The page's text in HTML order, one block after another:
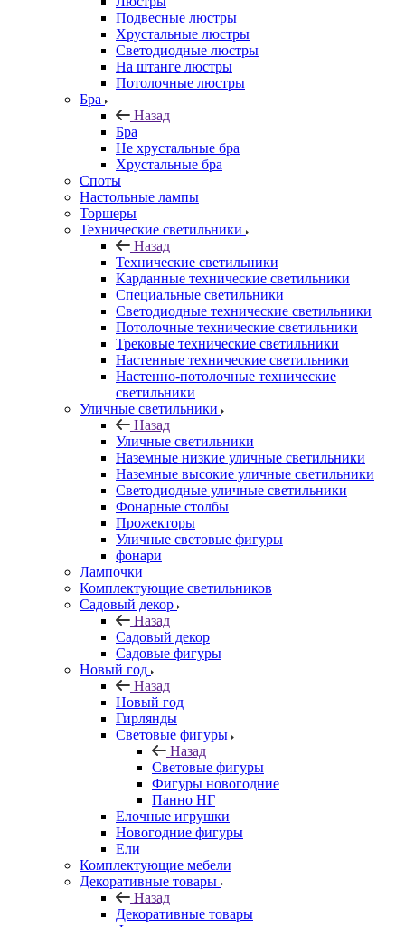
Подвесные люстры
Хрустальные люстры
Светодиодные люстры
На штанге люстры
Потолочные люстры
Бра
Назад
Бра
Не хрустальные бра
Хрустальные бра
Споты
Настольные лампы
Торшеры
Технические светильники
Назад
Технические светильники
Карданные технические светильники
Специальные светильники
Светодиодные технические светильники
Потолочные технические светильники
Трековые технические светильники
Настенные технические светильники
Настенно-потолочные технические
светильники
Уличные светильники
Назад
Уличные светильники
Наземные низкие уличные светильники
Наземные высокие уличные светильники
Светодиодные уличные светильники
Фонарные столбы
Прожекторы
Уличные световые фигуры
фонари
Лампочки
Комплектующие светильников
Садовый декор
Назад
Садовый декор
Садовые фигуры
Новый год
Назад
Новый год
Гирлянды
Световые фигуры
Назад
Световые фигуры
Фигуры новогодние
Панно НГ
Елочные игрушки
Новогодние фигуры
Ели
Комплектующие мебели
Декоративные товары
Назад
Декоративные товары